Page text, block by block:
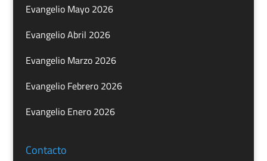
Evangelio Mayo 2026
Evangelio Abril 2026
Evangelio Marzo 2026
Evangelio Febrero 2026
Evangelio Enero 2026
Contacto